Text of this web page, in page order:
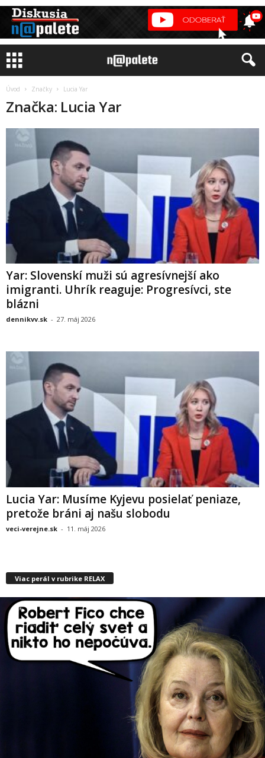
Úvod Značky Lucia Yar
Značka: Lucia Yar
Yar: Slovenskí muži sú agresívnejší ako
imigranti. Uhrík reaguje: Progresívci, ste
blázni
dennikvv.sk - 27. máj 2026
Lucia Yar: Musíme Kyjevu posielať peniaze,
pretože bráni aj našu slobodu
veci-verejne.sk - 11. máj 2026
Viac perál v rubrike RELAX